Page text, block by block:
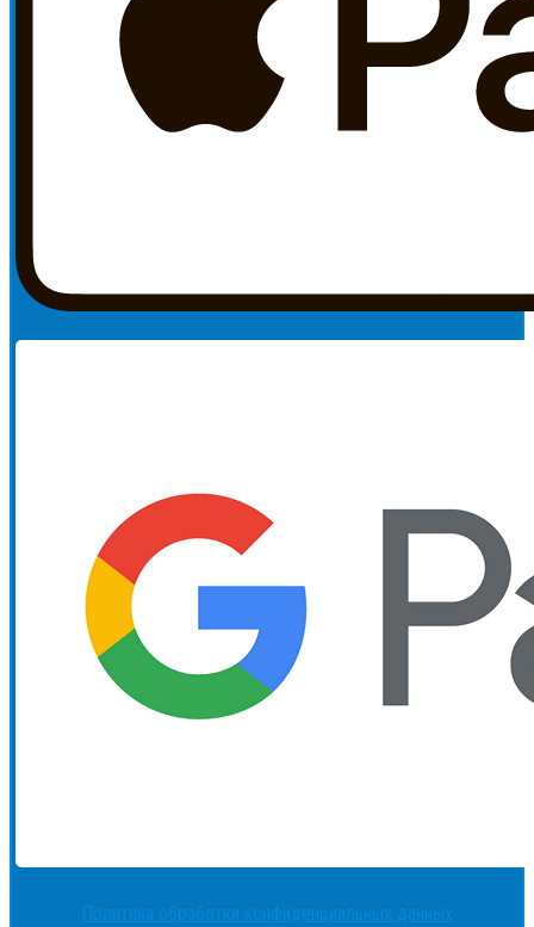
Политика обработки конфиденциальных данных